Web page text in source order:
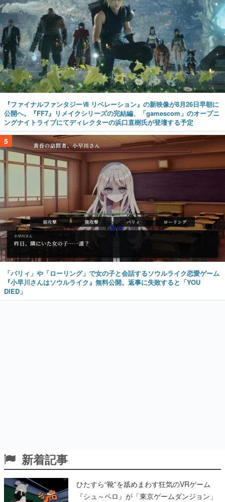
『ファイナルファンタジーⅦ リベレーション』の新映像が8月26日早朝に
公開へ。『FF7』リメイクシリーズの完結編、「gamescom」のオープニ
ングナイトライブにてディレクターの浜口直樹氏が登壇する予定
5
「パリィ」や「ローリング」で女の子と会話するソウルライク恋愛ゲーム
『小早川さんはソウルライク』無料公開。返事に失敗すると「YOU
DIED」
新着記事
ひたすら“靴”を舐めまわす狂気のVRゲーム
『シュ～ペロ』が「東京ゲームダンジョン」